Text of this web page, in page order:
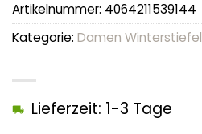
Lieferzeit: 1-3 Tage
Artikelnummer: 4064211539144
Kategorie: Damen Winterstiefel